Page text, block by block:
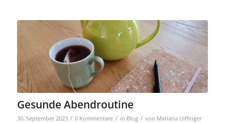
Gesunde Abendroutine
30. September 2023 / 0 Kommentare / in Blog / von Mariana Uiffinger